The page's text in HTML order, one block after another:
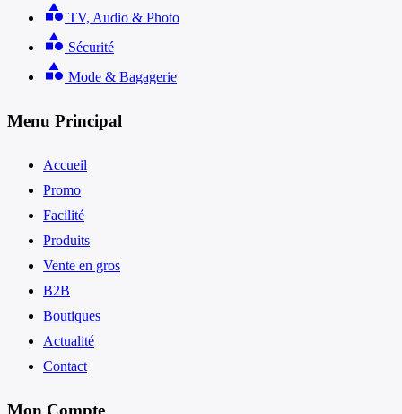
category TV, Audio & Photo
category Sécurité
category Mode & Bagagerie
Menu Principal
Accueil
Promo
Facilité
Produits
Vente en gros
B2B
Boutiques
Actualité
Contact
Mon Compte